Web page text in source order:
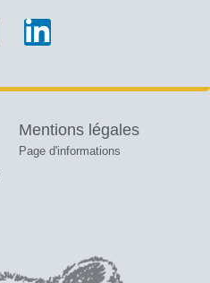
Mentions légales
Page d'informations